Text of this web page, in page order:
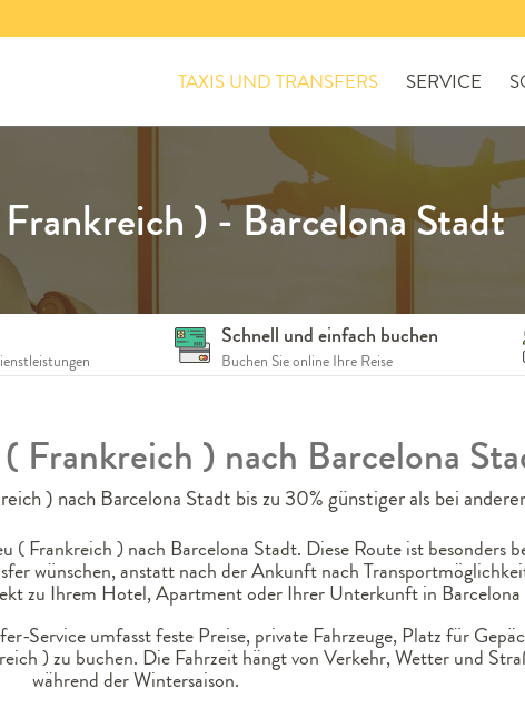
TAXIS UND TRANSFERS SERVICE
Schnell und einfach buchen
Buchen Sie online Ihre Reise
) - Barcelona Stadt
Frankreich ) nach Barcelona
) nach Barcelona Stadt bis zu 30% günstiger als bei
( Frankreich ) nach Barcelona Stadt. Diese Route ist besonders
wünschen, anstatt nach der Ankunft nach
zu Ihrem Hotel, Apartment oder Ihrer Unterkunft in
Service umfasst feste Preise, private Fahrzeuge, Platz für
) zu buchen. Die Fahrzeit hängt von Verkehr, Wetter und
während der Wintersaison.